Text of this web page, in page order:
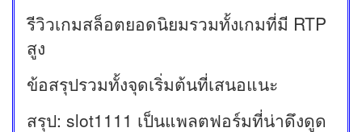
รีวิวเกมสล็อตยอดนิยมรวมทั้งเกมที่มี RTP
สูง
ข้อสรุปรวมทั้งจุดเริ่มต้นที่เสนอแนะ
สรุป: slot1111 เป็นแพลตฟอร์มที่น่าดึงดูด